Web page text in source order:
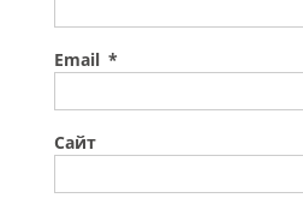
Email *
Сайт